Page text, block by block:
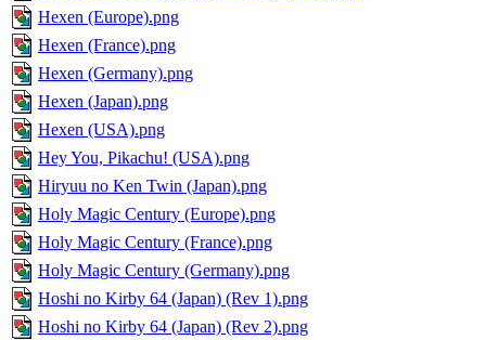
Hexen (Europe).png
Hexen (France).png
Hexen (Germany).png
Hexen (Japan).png
Hexen (USA).png
Hey You, Pikachu! (USA).png
Hiryuu no Ken Twin (Japan).png
Holy Magic Century (Europe).png
Holy Magic Century (France).png
Holy Magic Century (Germany).png
Hoshi no Kirby 64 (Japan) (Rev 1).png
Hoshi no Kirby 64 (Japan) (Rev 2).png